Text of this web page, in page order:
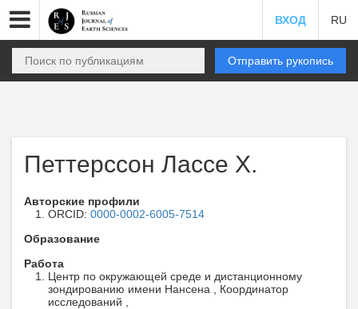
ВХОД RU
Отправить рукопись
Петтерссон Лассе Х.
Авторские профили
ORCID: 0000-0002-6005-7514
Образование
Работа
Центр по окружающей среде и дистанционному
зондированию имени Нансена , Координатор
исследований ,